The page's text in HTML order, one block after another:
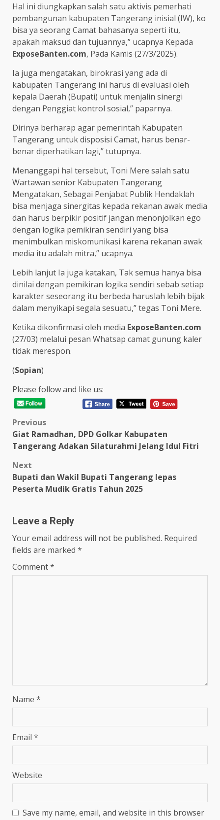
Hal ini diungkapkan salah satu aktivis pemerhati
pembangunan kabupaten Tangerang inisial (IW), ko
bisa ya seorang Camat bahasanya seperti itu,
apakah maksud dan tujuannya,” ucapnya Kepada
ExposeBanten.com, Pada Kamis (27/3/2025).
Ia juga mengatakan, birokrasi yang ada di
kabupaten Tangerang ini harus di evaluasi oleh
kepala Daerah (Bupati) untuk menjalin sinergi
dengan Penggiat kontrol sosial,” paparnya.
Dirinya berharap agar pemerintah Kabupaten
Tangerang untuk disposisi Camat, harus benar-
benar diperhatikan lagi,” tutupnya.
Menanggapi hal tersebut, Toni Mere salah satu
Wartawan senior Kabupaten Tangerang
Mengatakan, Sebagai Penjabat Publik Hendaklah
bisa menjaga sinergitas kepada rekanan awak media
dan harus berpikir positif jangan menonjolkan ego
dengan logika pemikiran sendiri yang bisa
menimbulkan miskomunikasi karena rekanan awak
media itu adalah mitra,” ucapnya.
Lebih lanjut Ia juga katakan, Tak semua hanya bisa
dinilai dengan pemikiran logika sendiri sebab setiap
karakter seseorang itu berbeda haruslah lebih bijak
dalam menyikapi segala sesuatu,” tegas Toni Mere.
Ketika dikonfirmasi oleh media ExposeBanten.com
(27/03) melalui pesan Whatsap camat gunung kaler
tidak merespon.
(Sopian)
Please follow and like us:
Post
navigation
Previous
Giat Ramadhan, DPD Golkar Kabupaten
Tangerang Adakan Silaturahmi Jelang Idul Fitri
Next
Bupati dan Wakil Bupati Tangerang lepas
Peserta Mudik Gratis Tahun 2025
Leave a Reply
Your email address will not be published. Required
fields are marked *
Comment*
Name *
Email *
Website
Save my name, email, and website in this browser